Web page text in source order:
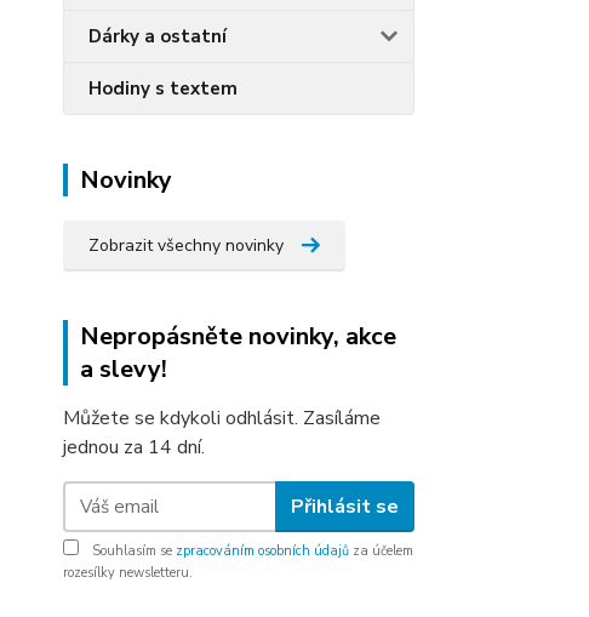
Dárky a ostatní
Hodiny s textem
Novinky
Zobrazit všechny novinky
Nepropásněte novinky, akce
a slevy!
Můžete se kdykoli odhlásit. Zasíláme
jednou za 14 dní.
Přihlásit se
Souhlasím se zpracováním osobních údajů za účelem
rozesílky newsletteru.